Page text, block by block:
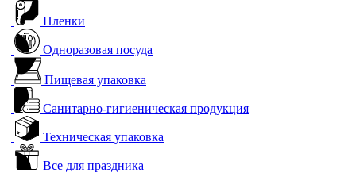
Пленки
Одноразовая посуда
Пищевая упаковка
Санитарно-гигиеническая продукция
Техническая упаковка
Все для праздника